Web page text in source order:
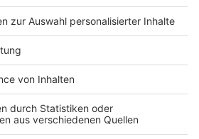
am See
es gleich zwei schöne
Wasser zu legen.